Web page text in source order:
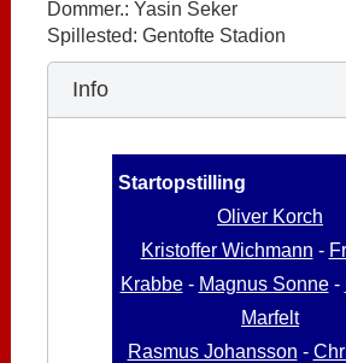
Dommer.: Yasin Seker
Spillested: Gentofte Stadion
Info
Startopstilling
Oliver Korch
Kristoffer Wichmann -
Krabbe- Magnus Sonne-
Marfelt
Rasmus Johansson -